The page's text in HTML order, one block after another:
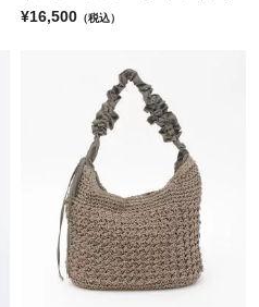
¥16,500 （税込）